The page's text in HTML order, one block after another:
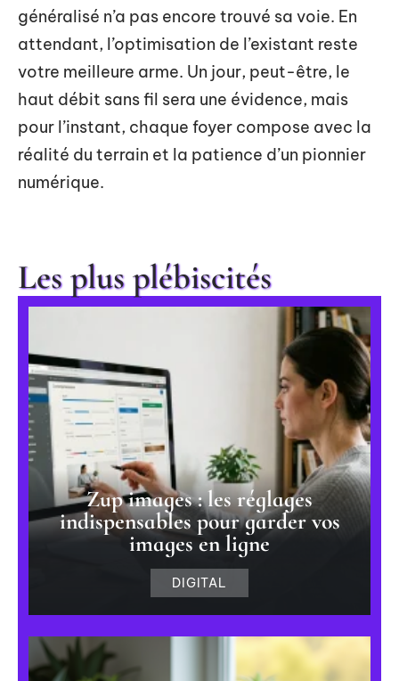
généralisé n’a pas encore trouvé sa voie. En
attendant, l’optimisation de l’existant reste
votre meilleure arme. Un jour, peut-être, le
haut débit sans fil sera une évidence, mais
pour l’instant, chaque foyer compose avec la
réalité du terrain et la patience d’un pionnier
numérique.
Les plus plébiscités
Zup images : les réglages
indispensables pour garder vos
images en ligne
DIGITAL